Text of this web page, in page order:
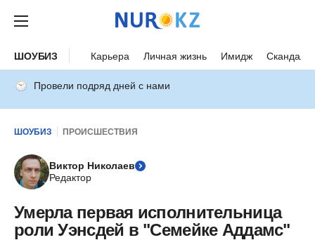
ШОУБИЗ Карьера Личная жизнь Имидж Скандалы
Провели подряд дней с нами
ШОУБИЗ ПРОИСШЕСТВИЯ
Виктор Николаев
Редактор
Умерла первая исполнительница
роли Уэнсдей в "Семейке Аддамс"